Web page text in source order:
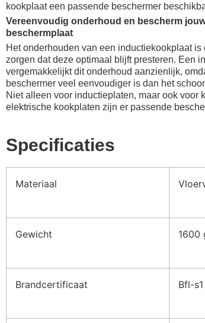
kookplaat een passende beschermer
Vereenvoudig onderhoud en bescherm
beschermplaat
Het onderhouden van een inductiekookplaat is
zorgen dat deze optimaal blijft presteren. Een
vergemakkelijkt dit onderhoud aanzienlijk,
beschermer veel eenvoudiger is dan het
Niet alleen voor inductieplaten, maar ook voor
elektrische kookplaten zijn er passende
Specificaties
Materiaal
Gewicht 1600
Brandcertificaat Bfl-s1